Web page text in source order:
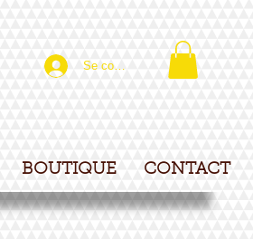
Se connecter
BOUTIQUE CONTACT